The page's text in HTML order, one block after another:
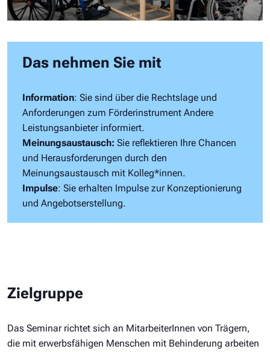
Das nehmen Sie mit
Information: Sie sind über die Rechtslage und
Anforderungen zum Förderinstrument Andere
Leistungsanbieter informiert.
Meinungsaustausch: Sie reflektieren Ihre Chancen
und Herausforderungen durch den
Meinungsaustausch mit Kolleg*innen.
Impulse: Sie erhalten Impulse zur Konzeptionierung
und Angebotserstellung.
Zielgruppe
Das Seminar richtet sich an MitarbeiterInnen von Trägern,
die mit erwerbsfähigen Menschen mit Behinderung arbeiten